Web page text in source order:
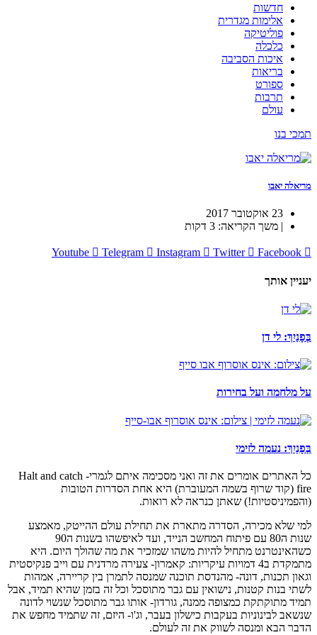
חדשות
אלימות מגדרית
פוליטיקה
כלכלה
איכות הסביבה
בריאות
ספורט
תרבות
עולם
תמכי בנו
מריאלה יאבו
23 אוקטובר 2017
| משך הקריאה: 3 דקות
Youtube Telegram Instagram Twitter Facebook
יעניין אותך
בְּפָנַיִךְ: לי דן
על מלחמה ועל בחירות
בְּפָנַיִךְ: נעמה לזימי
כל האתרים אומרים את זה ואני מסכימה איתם לגמרי- Halt and catch
fire (קוד שרוף בשמה המעוברת) היא אחת הסדרות הטובות
(והפמיניסטיות!) שאתן כנראה לא רואות.
למי שלא מכירה, הסדרה מתארת את תחילת עולם ההייטק, מאמצע
שנות ה80 עם פיתוח המחשב הנייד, ועד לאיפשהו בשנות ה90
כשהאינטרנט מתחיל להיות משהו שמזכיר את מה שהולך היום. היא
מתמקדת ב4 דמויות עיקריות: קאמרון- צעירה מרדנית עם וייב פנקיסטית
וגאון תכנות, דונה- מהנדסת תוכנה שמנסה לתמרן בין קריירה, אמהות
לשתי בנות קטנות, נישואין עם גבר מתוסכל וכל זה בזמן שהיא תמיד, אבל
תמיד מתוקתקת כמצופה ממנה, גורדון- אותו גבר מתוסכל שנשוי לדונה
שנשאב לבינוניות בעקבות כישלון בעבר, וג'ו- היזם, זה שתמיד מחפש את
הדבר הבא ומנסה לשווק את זה לעולם.